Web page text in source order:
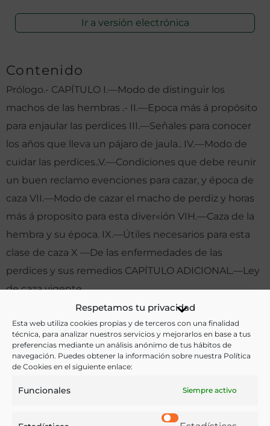
Respetamos tu privacidad
Esta web utiliza cookies propias y de terceros con una finalidad
técnica, para analizar nuestros servicios y mejorarlos en base a tus
preferencias mediante un análisis anónimo de tus hábitos de
navegación. Puedes obtener la información sobre nuestra Política
de Cookies en el siguiente enlace:
Funcionales Siempre activo
Ir a versión electrónica
Contenido
Prólogo.- CAPÍTULO I.—Modo de distinguir los
machos de las hembras .- II.—Epoca más á propósito
para enjaular las perdices III.—Señales para conocer
los años que lleva un pájaro de jaula.. IV.—Modo de
cuidar las perdices..V.—Condiciones que debe reunir
un buen reclamo evenciones para cazar, y época de
caza VII.—Modo de cazar el macho de perdiz y horas
más á proposito para esta diver«ión VIH.—Caza de la
hembra y su época. IX.—Útiles necesarios para esta
clase de caza X —De las enfermedades de las
perdices y sus remedios CAPÍTULO ADICIONAL.—Ley
de caza vigente.
Otras ediciones:
Notas:
Ver más libros de estas materias: